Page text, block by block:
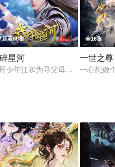
复活；魔潮将至，末日来临。一
新至60集 10.0
星河
少年江寒为寻父母踏上修真路，
全16集
一世之尊
一心想做